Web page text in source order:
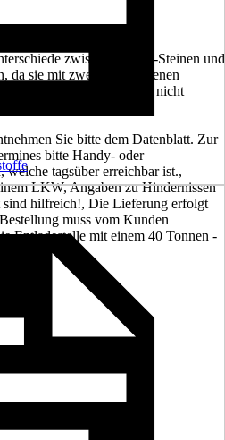
zwischen den L-Steinen und
da sie mit zwei verschiedenen
werden. Dies kann nicht
Sie bitte dem Datenblatt. Zur
bitte Handy- oder
welche tagsüber erreichbar ist.,
LKW, Angaben zu Hindernissen
sind hilfreich!, Die Lieferung erfolgt
muss vom Kunden
Entladestelle mit einem 40 Tonnen -